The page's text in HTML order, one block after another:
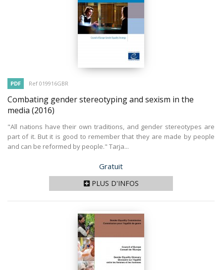
PDF Ref 019916GBR
Combating gender stereotyping and sexism in the
media (2016)
"All nations have their own traditions, and gender stereotypes are
part of it. But it is good to remember that they are made by people
and can be reformed by people." Tarja...
Prix
Gratuit
PLUS D'INFOS